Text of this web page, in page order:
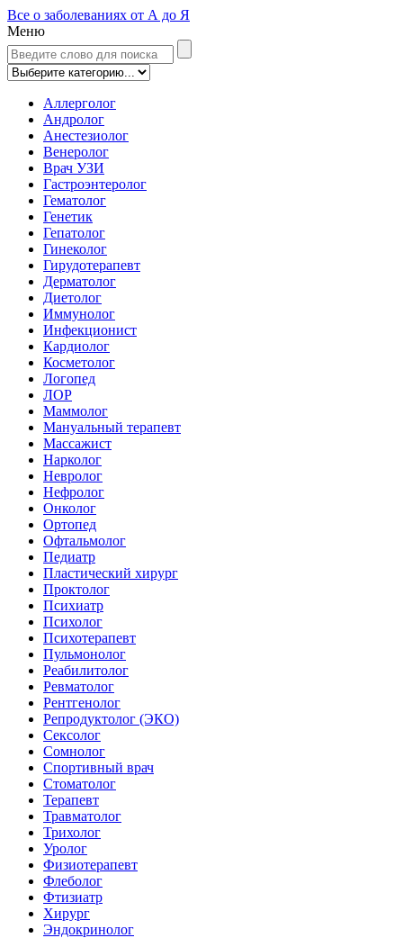
Все о заболеваниях от А до Я
Меню
Аллерголог
Андролог
Анестезиолог
Венеролог
Врач УЗИ
Гастроэнтеролог
Гематолог
Генетик
Гепатолог
Гинеколог
Гирудотерапевт
Дерматолог
Диетолог
Иммунолог
Инфекционист
Кардиолог
Косметолог
Логопед
ЛОР
Маммолог
Мануальный терапевт
Массажист
Нарколог
Невролог
Нефролог
Онколог
Ортопед
Офтальмолог
Педиатр
Пластический хирург
Проктолог
Психиатр
Психолог
Психотерапевт
Пульмонолог
Реабилитолог
Ревматолог
Рентгенолог
Репродуктолог (ЭКО)
Сексолог
Сомнолог
Спортивный врач
Стоматолог
Терапевт
Травматолог
Трихолог
Уролог
Физиотерапевт
Флеболог
Фтизиатр
Хирург
Эндокринолог